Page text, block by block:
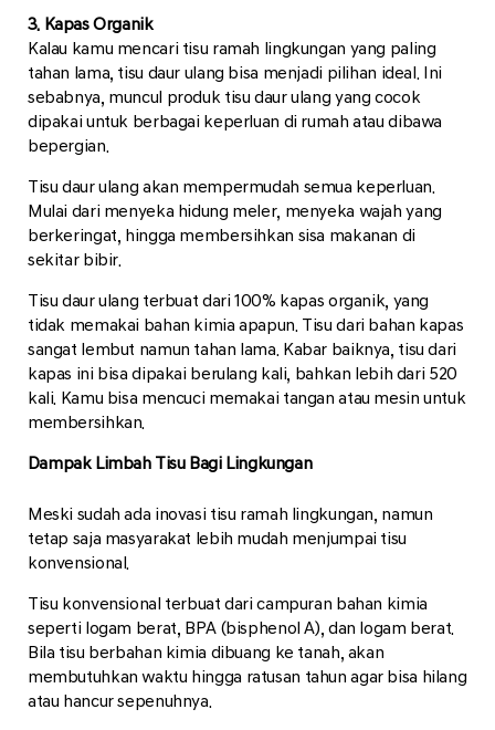
3. Kapas Organik
Kalau kamu mencari tisu ramah lingkungan yang paling
tahan lama, tisu daur ulang bisa menjadi pilihan ideal. Ini
sebabnya, muncul produk tisu daur ulang yang cocok
dipakai untuk berbagai keperluan di rumah atau dibawa
bepergian.
Tisu daur ulang akan mempermudah semua keperluan.
Mulai dari menyeka hidung meler, menyeka wajah yang
berkeringat, hingga membersihkan sisa makanan di
sekitar bibir.
Tisu daur ulang terbuat dari 100% kapas organik, yang
tidak memakai bahan kimia apapun. Tisu dari bahan kapas
sangat lembut namun tahan lama. Kabar baiknya, tisu dari
kapas ini bisa dipakai berulang kali, bahkan lebih dari 520
kali. Kamu bisa mencuci memakai tangan atau mesin untuk
membersihkan.
Dampak Limbah Tisu Bagi Lingkungan
Meski sudah ada inovasi tisu ramah lingkungan, namun
tetap saja masyarakat lebih mudah menjumpai tisu
konvensional.
Tisu konvensional terbuat dari campuran bahan kimia
seperti logam berat, BPA (bisphenol A), dan logam berat.
Bila tisu berbahan kimia dibuang ke tanah, akan
membutuhkan waktu hingga ratusan tahun agar bisa hilang
atau hancur sepenuhnya.